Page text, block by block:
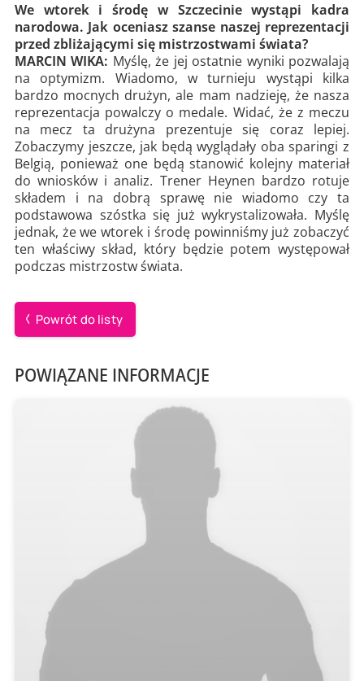
We wtorek i środę w Szczecinie wystąpi kadra
narodowa. Jak oceniasz szanse naszej reprezentacji
przed zbliżającymi się mistrzostwami świata?
MARCIN WIKA: Myślę, że jej ostatnie wyniki pozwalają
na optymizm. Wiadomo, w turnieju wystąpi kilka
bardzo mocnych drużyn, ale mam nadzieję, że nasza
reprezentacja powalczy o medale. Widać, że z meczu
na mecz ta drużyna prezentuje się coraz lepiej.
Zobaczymy jeszcze, jak będą wyglądały oba sparingi z
Belgią, ponieważ one będą stanowić kolejny materiał
do wniosków i analiz. Trener Heynen bardzo rotuje
składem i na dobrą sprawę nie wiadomo czy ta
podstawowa szóstka się już wykrystalizowała. Myślę
jednak, że we wtorek i środę powinniśmy już zobaczyć
ten właściwy skład, który będzie potem występował
podczas mistrzostw świata.
Powrót do listy
POWIĄZANE INFORMACJE